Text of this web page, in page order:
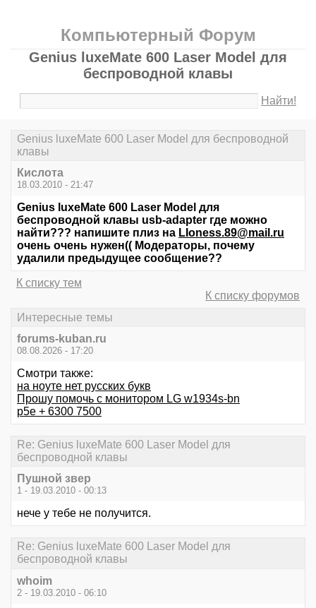
Компьютерный Форум
Genius luxeMate 600 Laser Model для
беспроводной клавы
Найти!
Genius luxeMate 600 Laser Model для беспроводной
клавы
Кислота
18.03.2010 - 21:47
Genius luxeMate 600 Laser Model для
беспроводной клавы usb-adapter где можно
найти??? напишите плиз на LIoness.89@mail.ru
очень очень нужен(( Модераторы, почему
удалили предыдущее сообщение??
К списку тем
К списку форумов
Интересные темы
forums-kuban.ru
08.08.2026 - 17:20
Смотри также:
на ноуте нет русских букв
Прошу помочь с монитором LG w1934s-bn
p5e + 6300 7500
Re: Genius luxeMate 600 Laser Model для
беспроводной клавы
Пушной звер
1 - 19.03.2010 - 00:13
нече у тебе не получится.
Re: Genius luxeMate 600 Laser Model для
беспроводной клавы
whoim
2 - 19.03.2010 - 06:10